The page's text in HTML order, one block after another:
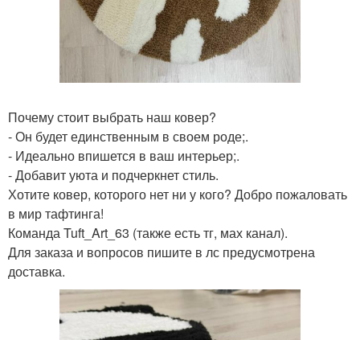
Почему стоит выбрать наш ковер?
- Он будет единственным в своем роде;.
- Идеально впишется в ваш интерьер;.
- Добавит уюта и подчеркнет стиль.
Хотите ковер, которого нет ни у кого? Добро пожаловать
в мир тафтинга!
Команда Tuft_Art_63 (также есть тг, мах канал).
Для заказа и вопросов пишите в лс предусмотрена
доставка.